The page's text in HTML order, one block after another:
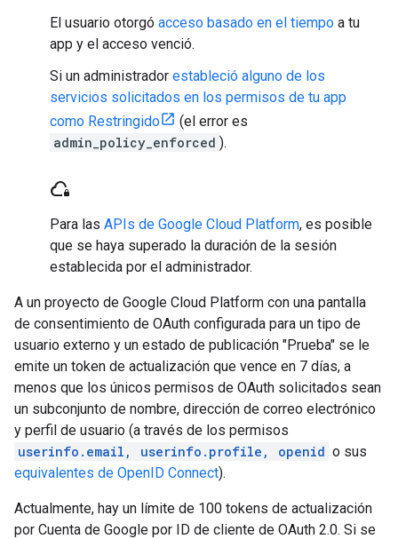
El usuario otorgó acceso basado en el tiempo a tu
app y el acceso venció.
Si un administrador estableció alguno de los
servicios solicitados en los permisos de tu app
como Restringido
(el error es
admin_policy_enforced ).
cloud_lock
Para las APIs de Google Cloud Platform, es posible
que se haya superado la duración de la sesión
establecida por el administrador.
A un proyecto de Google Cloud Platform con una pantalla
de consentimiento de OAuth configurada para un tipo de
usuario externo y un estado de publicación "Prueba" se le
emite un token de actualización que vence en 7 días, a
menos que los únicos permisos de OAuth solicitados sean
un subconjunto de nombre, dirección de correo electrónico
y perfil de usuario (a través de los permisos
userinfo.email, userinfo.profile, openid o sus
equivalentes de OpenID Connect).
Actualmente, hay un límite de 100 tokens de actualización
por Cuenta de Google por ID de cliente de OAuth 2.0. Si se